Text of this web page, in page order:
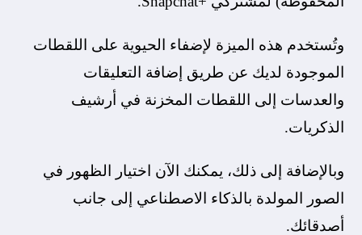
وتُستخدم هذه الميزة لإضفاء الحيوية على اللقطات
الموجودة لديك عن طريق إضافة التعليقات
والعدسات إلى اللقطات المخزنة في أرشيف
الذكريات.
وبالإضافة إلى ذلك، يمكنك الآن اختيار الظهور في
الصور المولدة بالذكاء الاصطناعي إلى جانب
أصدقائك.